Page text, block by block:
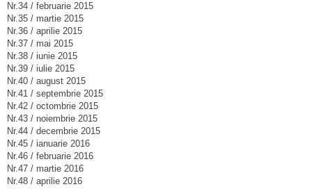
Nr.34 / februarie 2015
Nr.35 / martie 2015
Nr.36 / aprilie 2015
Nr.37 / mai 2015
Nr.38 / iunie 2015
Nr.39 / iulie 2015
Nr.40 / august 2015
Nr.41 / septembrie 2015
Nr.42 / octombrie 2015
Nr.43 / noiembrie 2015
Nr.44 / decembrie 2015
Nr.45 / ianuarie 2016
Nr.46 / februarie 2016
Nr.47 / martie 2016
Nr.48 / aprilie 2016